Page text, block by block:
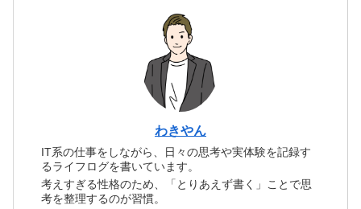
わきやん
IT系の仕事をしながら、日々の思考や実体験を記録す
るライフログを書いています。
考えすぎる性格のため、「とりあえず書く」ことで思
考を整理するのが習慣。